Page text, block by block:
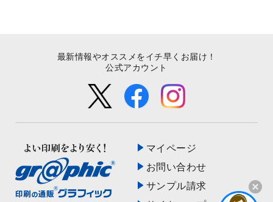
マイページ
お問い合わせ
サンプル請求
最新情報やオススメをイチ早くお届け！
公式アカウント